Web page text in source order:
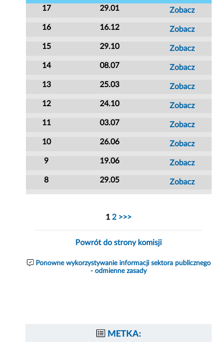
17 29.01 Zobacz
16 16.12 Zobacz
15 29.10 Zobacz
14 08.07 Zobacz
13 25.03 Zobacz
12 24.10 Zobacz
11 03.07 Zobacz
10 26.06 Zobacz
9 19.06 Zobacz
8 29.05 Zobacz
1 2 >>>
Powrót do strony komisji
Ponowne wykorzystywanie informacji sektora publicznego
- odmienne zasady
METKA: